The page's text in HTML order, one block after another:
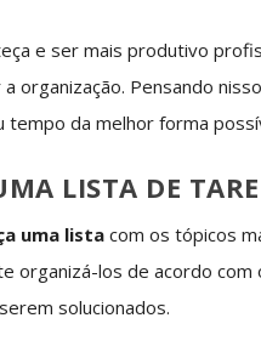
e ser mais produtivo
organização. Pensando
tempo da melhor forma
LISTA DE
uma lista com os tópicos
organizá-los de acordo com
solucionados.